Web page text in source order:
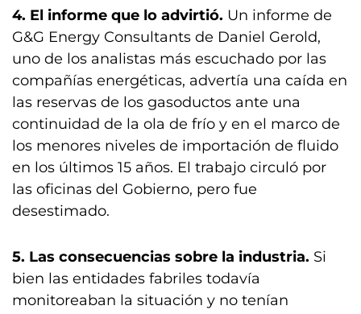
4. El informe que lo advirtió. Un informe de
G&G Energy Consultants de Daniel Gerold,
uno de los analistas más escuchado por las
compañías energéticas, advertía una caída en
las reservas de los gasoductos ante una
continuidad de la ola de frío y en el marco de
los menores niveles de importación de fluido
en los últimos 15 años. El trabajo circuló por
las oficinas del Gobierno, pero fue
desestimado.
5. Las consecuencias sobre la industria. Si
bien las entidades fabriles todavía
monitoreaban la situación y no tenían